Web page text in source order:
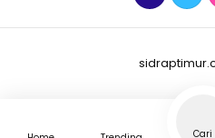
Cari